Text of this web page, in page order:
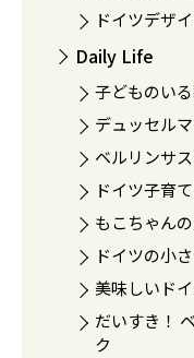
ドイツデザ
Daily Life
子どものい
デュッセル
ベルリンサ
ドイツ子育
もこちゃん
ドイツの小
美味しいド
だいすき！
ク